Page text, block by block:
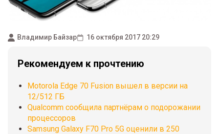
Владимир Байзар 16 октября 2017 20:29
Рекомендуем к прочтению
Motorola Edge 70 Fusion вышел в версии на
12/512 ГБ
Qualcomm сообщила партнёрам о подорожании
процессоров
Samsung Galaxy F70 Pro 5G оценили в 250